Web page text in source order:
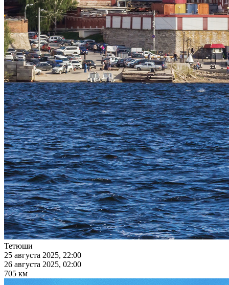
Тетюши
25 августа 2025, 22:00
26 августа 2025, 02:00
705 км